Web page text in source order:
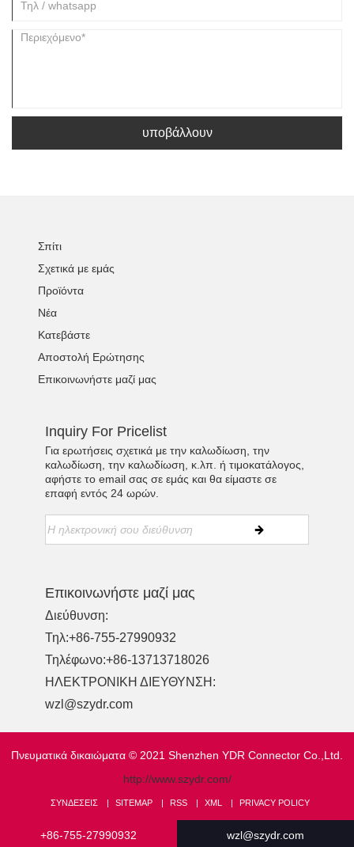
υποβάλλουν
Σπίτι
Σχετικά με εμάς
Προϊόντα
Νέα
Κατεβάστε
Αποστολή Ερώτησης
Επικοινωνήστε μαζί μας
Inquiry For Pricelist
Για ερωτήσεις σχετικά με την καλωδίωση, την
καλωδίωση, την καλωδίωση, κ.λπ. ή τιμοκατάλογος,
αφήστε το email σας σε εμάς και θα είμαστε σε
επαφή εντός 24 ωρών.
Επικοινωνήστε μαζί μας
Διεύθυνση:
Τηλ:+86-755-27990932
Τηλέφωνο:+86-13713718026
ΗΛΕΚΤΡΟΝΙΚΗ ΔΙΕΥΘΥΝΣΗ:
wzl@szydr.com
Πνευματικά δικαιώματα © 2021 Shenzhen YDR Connector Co.,Ltd.
http://www.szydr.com/
ΣΥΝΔΈΣΕΙΣ SITEMAP RSS XML PRIVACY POLICY
+86-755-27990932 wzl@szydr.com